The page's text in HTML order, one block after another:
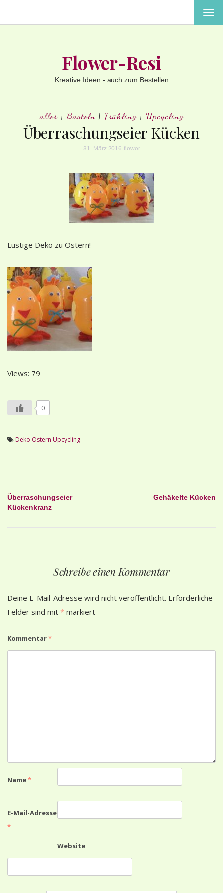
Flower-Resi
Kreative Ideen - auch zum Bestellen
alles| Basteln| Frühling| Upcycling
Überraschungseier Kücken
31. März 2016 flower
Lustige Deko zu Ostern!
Views: 79
0
Deko Ostern Upcycling
Beitragsnavigation
Überraschungseier
Kückenkranz
Gehäkelte Kücken
Schreibe einen Kommentar
Deine E-Mail-Adresse wird nicht veröffentlicht. Erforderliche
Felder sind mit * markiert
Kommentar*
Name*
E-Mail-Adresse
*
Website